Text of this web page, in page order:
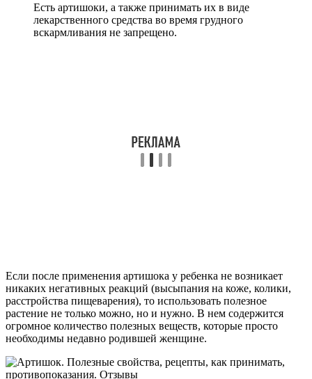
Есть артишоки, а также принимать их в виде
лекарственного средства во время грудного
вскармливания не запрещено.
Если после применения артишока у ребенка не возникает
никаких негативных реакций (высыпания на коже, колики,
расстройства пищеварения), то использовать полезное
растение не только можно, но и нужно. В нем содержится
огромное количество полезных веществ, которые просто
необходимы недавно родившей женщине.